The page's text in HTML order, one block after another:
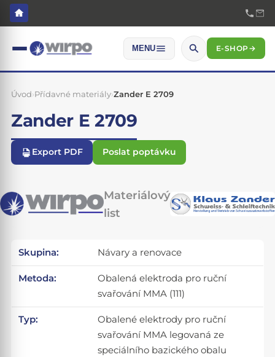
MENU E-SHOP→
Úvod›Přídavné materiály›Zander E 2709
Zander E 2709
Export PDF Poslat poptávku
Materiálový
list
Skupina: Návary a renovace
Metoda:
Obalená elektroda pro ruční
svařování MMA (111)
Typ:
Obalené elektrody pro ruční
svařování MMA legovaná ze
speciálního bazického obalu